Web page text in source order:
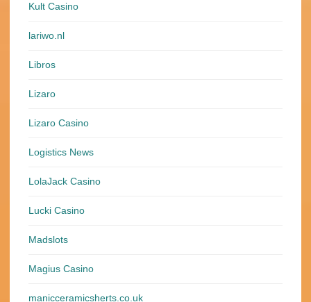
Kult Casino
lariwo.nl
Libros
Lizaro
Lizaro Casino
Logistics News
LolaJack Casino
Lucki Casino
Madslots
Magius Casino
manicceramicsherts.co.uk